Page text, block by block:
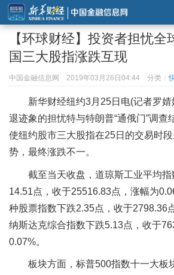
【环球财经】投资者担忧全
国三大股指涨跌互现
中国金融信息网 2019年03月26日04:44 分类：
新华财经纽约3月25日电(记者罗
退迹象的担忧特与特朗普“通俄门”调查
使纽约股市三大股指在25日的交易时
势，最终涨跌不一。
截至当天收盘，道琼斯工业平均
14.51点，收于25516.83点，涨幅为
种股票指数下跌2.35点，收于2798.36
纳斯达克综合指数下跌5.13点，收于
0.07%。
板块方面，标普500指数十一大板